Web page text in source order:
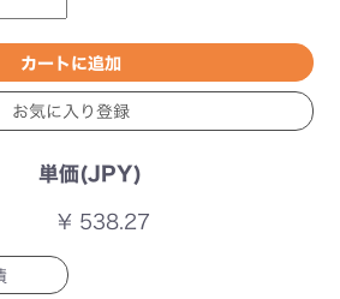
単価(JPY)
¥ 538.27